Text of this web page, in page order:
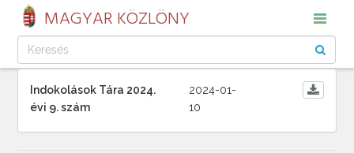
MAGYAR KÖZLÖNY
Indokolások Tára 2024.
évi 9. szám
2024-01-
10